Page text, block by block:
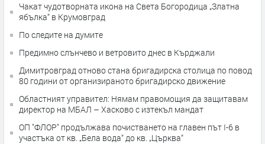
Чакат чудотворната икона на Света Богородица „Златна
ябълка“ в Крумовград
По следите на думите
Предимно слънчево и ветровито днес в Кърджали
Димитровград отново стана бригадирска столица по повод
80 години от организираното бригадирско движение
Областният управител: Нямам правомощия да защитавам
директор на МБАЛ – Хасково с изтекъл мандат
ОП "ФЛОР" продължава почистването на главен път I-6 в
участъка от кв. „Бела вода“ до кв. „Църква“